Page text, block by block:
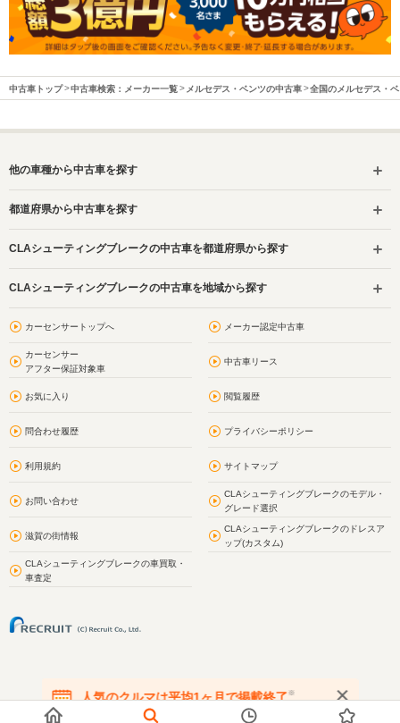
中古車トップ 中古車検索：メーカー一覧 メルセデス・ベンツの中古車 全国のメルセデス・
他の車種から中古車を探す
都道府県から中古車を探す
CLAシューティングブレークの中古車を都道府県から探す
CLAシューティングブレークの中古車を地域から探す
カーセンサートップへ メーカー認定中古車
カーセンサー
アフター保証対象車
中古車リース
お気に入り 閲覧履歴
問合わせ履歴 プライバシーポリシー
利用規約 サイトマップ
お問い合わせ
CLAシューティングブレークのモデル・
グレード選択
滋賀の街情報
CLAシューティングブレークのドレスア
ップ(カスタム)
CLAシューティングブレークの車買取・
車査定
人気のクルマは平均1ヶ月で掲載終了※
在庫が無くなる前にお問い合わせください